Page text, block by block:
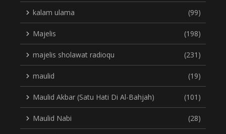
kalam ulama (99)
Majelis (198)
majelis sholawat radioqu (231)
maulid (19)
Maulid Akbar (Satu Hati Di Al-Bahjah) (101)
Maulid Nabi (28)